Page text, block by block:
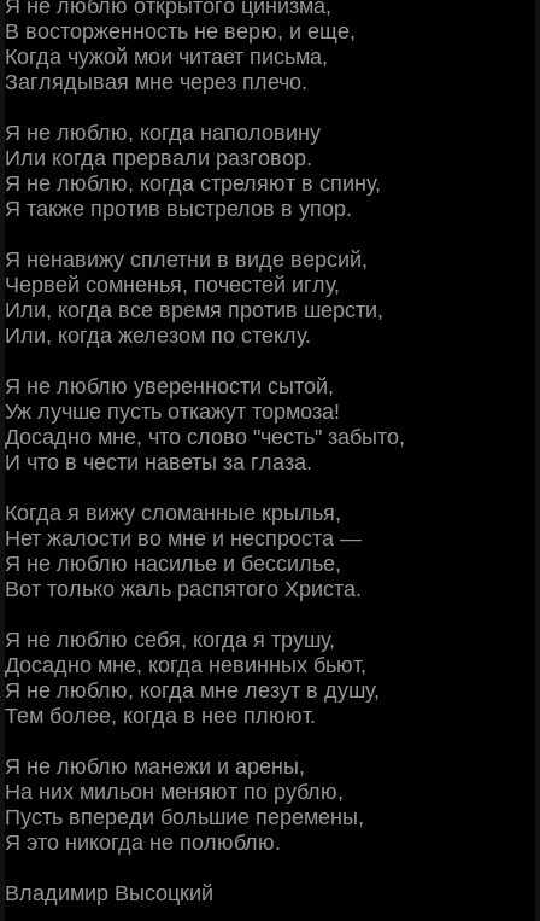
Я не люблю открытого цинизма,
В восторженность не верю, и еще,
Когда чужой мои читает письма,
Заглядывая мне через плечо.
Я не люблю, когда наполовину
Или когда прервали разговор.
Я не люблю, когда стреляют в спину,
Я также против выстрелов в упор.
Я ненавижу сплетни в виде версий,
Червей сомненья, почестей иглу,
Или, когда все время против шерсти,
Или, когда железом по стеклу.
Я не люблю уверенности сытой,
Уж лучше пусть откажут тормоза!
Досадно мне, что слово "честь" забыто,
И что в чести наветы за глаза.
Когда я вижу сломанные крылья,
Нет жалости во мне и неспроста —
Я не люблю насилье и бессилье,
Вот только жаль распятого Христа.
Я не люблю себя, когда я трушу,
Досадно мне, когда невинных бьют,
Я не люблю, когда мне лезут в душу,
Тем более, когда в нее плюют.
Я не люблю манежи и арены,
На них мильон меняют по рублю,
Пусть впереди большие перемены,
Я это никогда не полюблю.
Владимир Высоцкий